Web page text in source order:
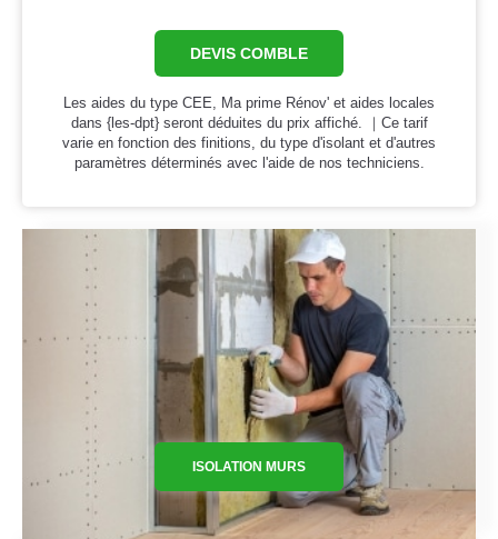
DEVIS COMBLE
Les aides du type CEE, Ma prime Rénov' et aides locales
dans {les-dpt} seront déduites du prix affiché. ｜Ce tarif
varie en fonction des finitions, du type d'isolant et d'autres
paramètres déterminés avec l'aide de nos techniciens.
ISOLATION MURS